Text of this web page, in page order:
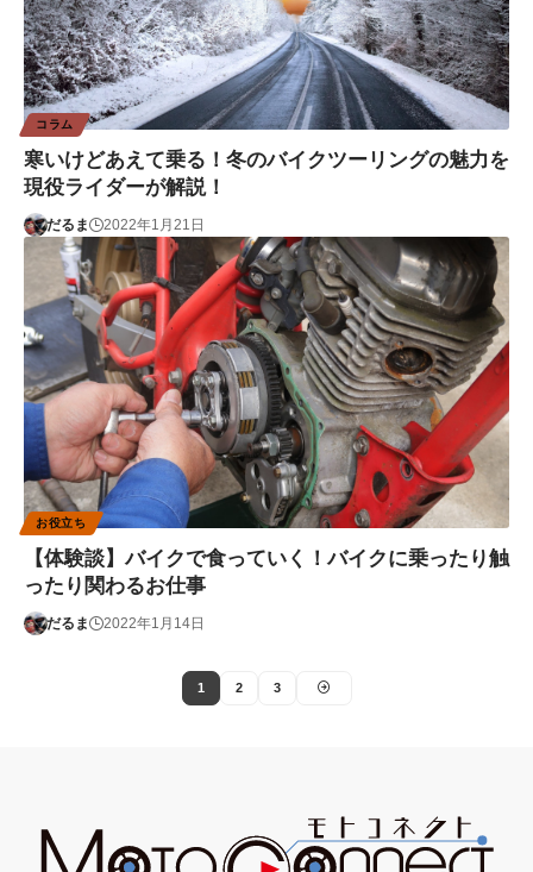
コラム
寒いけどあえて乗る！冬のバイクツーリングの魅力を
現役ライダーが解説！
だるま 2022年1月21日
お役立ち
【体験談】バイクで食っていく！バイクに乗ったり触
ったり関わるお仕事
だるま 2022年1月14日
1 2 3